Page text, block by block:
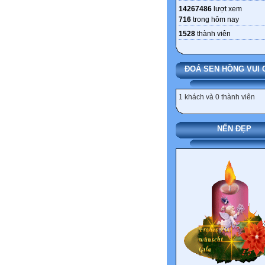
14267486 lượt xem
716 trong hôm nay
1528 thành viên
ĐOÁ SEN HỒNG VUI
1 khách và 0 thành viên
NẾN ĐẸP